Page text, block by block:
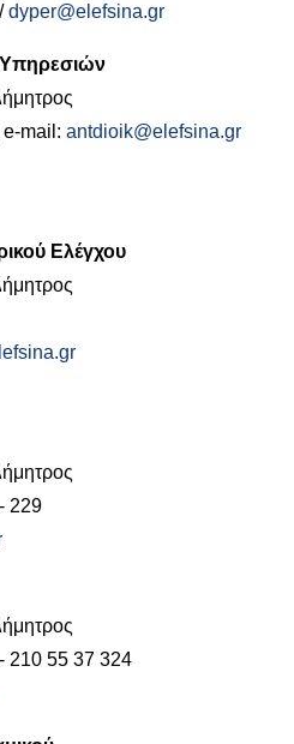
dyper@elefsina.gr
Υπηρεσιών
mail: antdioik@elefsina.gr
Ελέγχου
229
210 55 37 324